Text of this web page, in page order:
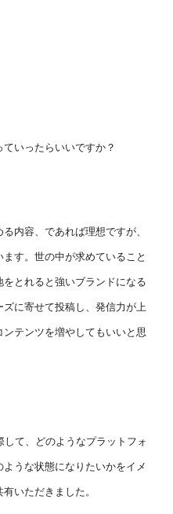
いったらいいですか？
内容、であれば理想ですが、
す。世の中が求めていること
とれると強いブランドになる
に寄せて投稿し、発信力が上
テンツを増やしてもいいと思
して、どのようなプラットフォ
うな状態になりたいかをイメ
いただきました。